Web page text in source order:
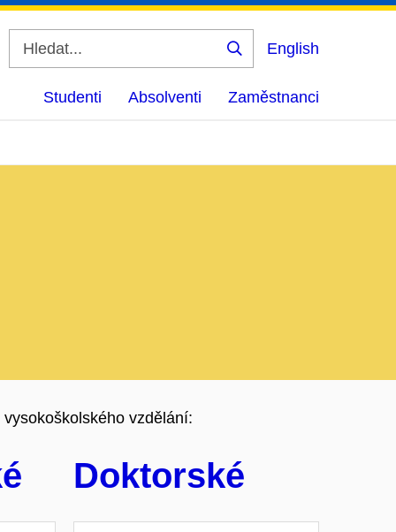
Vyhledat
English
Studenti Absolventi Zaměstnanci
vzdělání:
Doktorské